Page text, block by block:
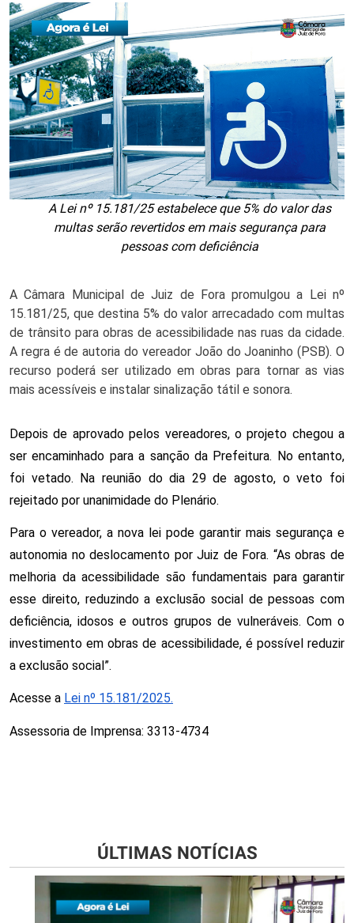
A Lei nº 15.181/25 estabelece que 5% do valor das
multas serão revertidos em mais segurança para
pessoas com deficiência
A Câmara Municipal de Juiz de Fora promulgou a Lei nº
15.181/25, que destina 5% do valor arrecadado com multas
de trânsito para obras de acessibilidade nas ruas da cidade.
A regra é de autoria do vereador João do Joaninho (PSB). O
recurso poderá ser utilizado em obras para tornar as vias
mais acessíveis e instalar sinalização tátil e sonora.
Depois de aprovado pelos vereadores, o projeto chegou a
ser encaminhado para a sanção da Prefeitura. No entanto,
foi vetado. Na reunião do dia 29 de agosto, o veto foi
rejeitado por unanimidade do Plenário.
Para o vereador, a nova lei pode garantir mais segurança e
autonomia no deslocamento por Juiz de Fora. “As obras de
melhoria da acessibilidade são fundamentais para garantir
esse direito, reduzindo a exclusão social de pessoas com
deficiência, idosos e outros grupos de vulneráveis. Com o
investimento em obras de acessibilidade, é possível reduzir
a exclusão social”.
Acesse a Lei nº 15.181/2025.
Assessoria de Imprensa: 3313-4734
ÚLTIMAS NOTÍCIAS